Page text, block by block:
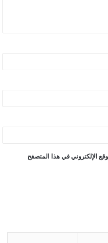
الإلكتروني في هذا المتصفح